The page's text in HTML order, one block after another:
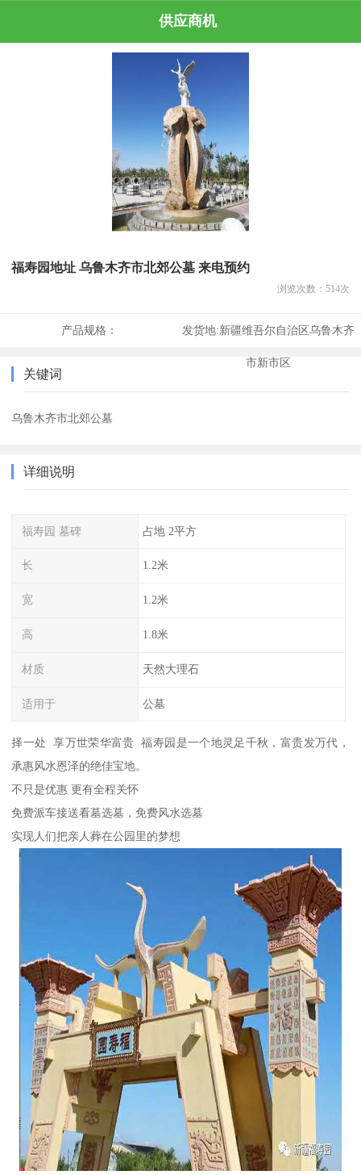
供应商机
福寿园地址 乌鲁木齐市北郊公墓 来电预约
浏览次数： 514次
产品规格： 发货地:新疆维吾尔自治区乌鲁木齐
市新市区
关键词
乌鲁木齐市北郊公墓
详细说明
福寿园 墓碑 占地 2平方
长 1.2米
宽 1.2米
高 1.8米
材质 天然大理石
适用于 公墓
择一处 享万世荣华富贵 福寿园是一个地灵足千秋，富贵发万代，
承惠风水恩泽的绝佳宝地。
不只是优惠 更有全程关怀
免费派车接送看墓选墓，免费风水选墓
实现人们把亲人葬在公园里的梦想